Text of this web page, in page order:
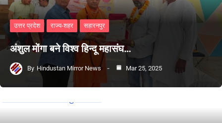
उत्तर प्रदेश राज्य-शहर सहारनपुर
अंशुल मोंगा बने विश्व हिन्दू महासंघ…
By Hindustan Mirror News Mar 25, 2025